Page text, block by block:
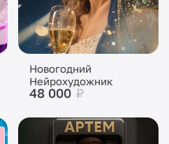
Новогодний
Нейрохудожник
48 000 ₽